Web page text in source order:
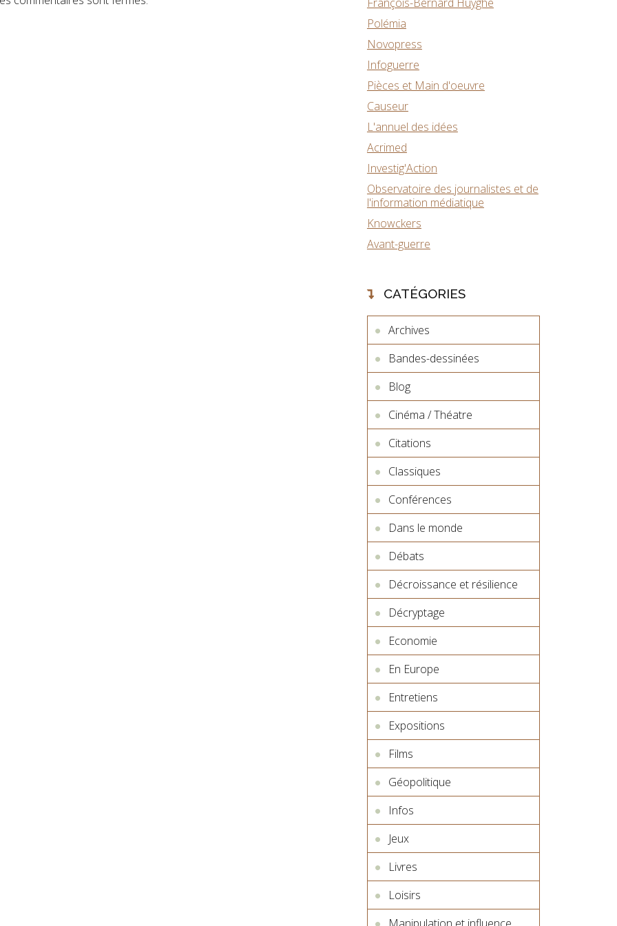
Polémia
Novopress
Infoguerre
Pièces et Main d'oeuvre
Causeur
L'annuel des idées
Acrimed
Investig'Action
Observatoire des journalistes et de
l'information médiatique
Knowckers
Avant-guerre
CATÉGORIES
Archives
Bandes-dessinées
Blog
Cinéma / Théatre
Citations
Classiques
Conférences
Dans le monde
Débats
Décroissance et résilience
Décryptage
Economie
En Europe
Entretiens
Expositions
Films
Géopolitique
Infos
Jeux
Livres
Loisirs